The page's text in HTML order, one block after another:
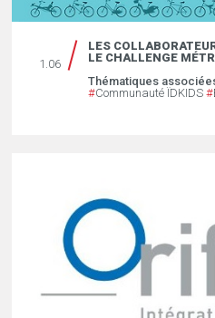
1.06
LES
LE CHALLENGE
Thématiques
#Communauté ÏDKIDS #